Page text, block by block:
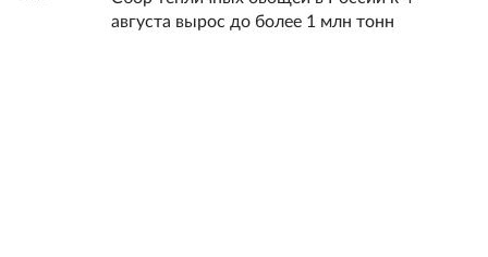
августа вырос до более 1 млн тонн